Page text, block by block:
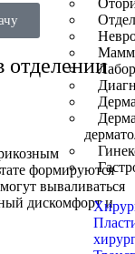
отделении
формируются
вываливаться
дискомфорт и